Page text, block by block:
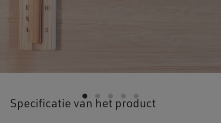
Specificatie van het product